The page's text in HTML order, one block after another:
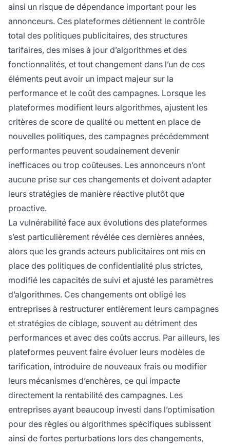
ainsi un risque de dépendance important pour les
annonceurs. Ces plateformes détiennent le contrôle
total des politiques publicitaires, des structures
tarifaires, des mises à jour d’algorithmes et des
fonctionnalités, et tout changement dans l’un de ces
éléments peut avoir un impact majeur sur la
performance et le coût des campagnes. Lorsque les
plateformes modifient leurs algorithmes, ajustent les
critères de score de qualité ou mettent en place de
nouvelles politiques, des campagnes précédemment
performantes peuvent soudainement devenir
inefficaces ou trop coûteuses. Les annonceurs n’ont
aucune prise sur ces changements et doivent adapter
leurs stratégies de manière réactive plutôt que
proactive.
La vulnérabilité face aux évolutions des plateformes
s’est particulièrement révélée ces dernières années,
alors que les grands acteurs publicitaires ont mis en
place des politiques de confidentialité plus strictes,
modifié les capacités de suivi et ajusté les paramètres
d’algorithmes. Ces changements ont obligé les
entreprises à restructurer entièrement leurs campagnes
et stratégies de ciblage, souvent au détriment des
performances et avec des coûts accrus. Par ailleurs, les
plateformes peuvent faire évoluer leurs modèles de
tarification, introduire de nouveaux frais ou modifier
leurs mécanismes d’enchères, ce qui impacte
directement la rentabilité des campagnes. Les
entreprises ayant beaucoup investi dans l’optimisation
pour des règles ou algorithmes spécifiques subissent
ainsi de fortes perturbations lors des changements,